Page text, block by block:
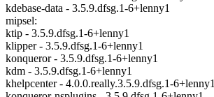
kdebase-data - 3.5.9.dfsg.1-6+lenny1
mipsel:
ktip - 3.5.9.dfsg.1-6+lenny1
klipper - 3.5.9.dfsg.1-6+lenny1
konqueror - 3.5.9.dfsg.1-6+lenny1
kdm - 3.5.9.dfsg.1-6+lenny1
khelpcenter - 4.0.0.really.3.5.9.dfsg.1-6+lenny1